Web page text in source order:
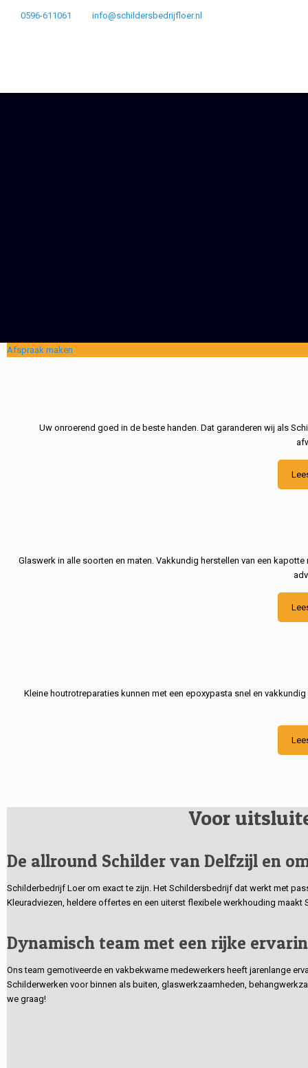
0596-611061 info@schildersbedrijfloer.nl
Afspraak maken
Uw onroerend goed in de beste handen. Dat garanderen wij als
Glaswerk in alle soorten en maten. Vakkundig herstellen van een
Kleine houtrotreparaties kunnen met een epoxypasta snel en
Voor
De allround Schilder van Delfzijl en
Schilderbedrijf Loer om exact te zijn. Het Schildersbedrijf dat werkt met
Kleuradviezen, heldere offertes en een uiterst flexibele werkhouding
Dynamisch team met een rijke
Ons team gemotiveerde en vakbekwame medewerkers heeft jarenlange
Schilderwerken voor binnen als buiten, glaswerkzaamheden,
we graag!